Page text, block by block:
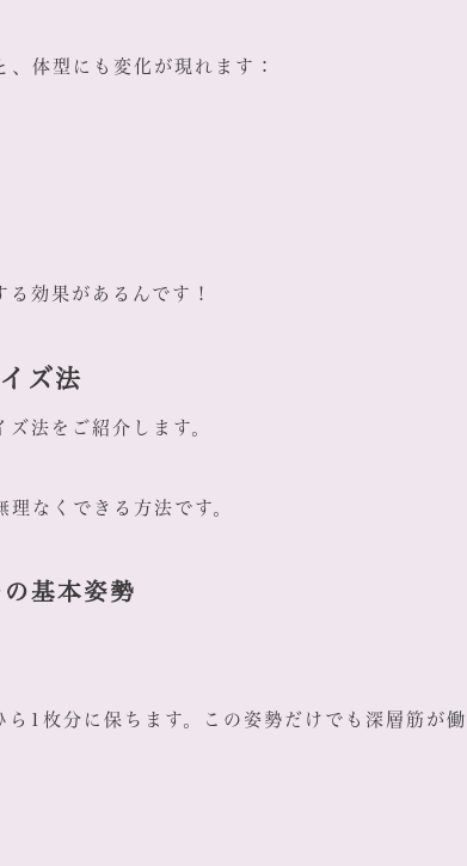
体型にも変化が現れます：
効果があるんです！
ズ法
法をご紹介します。
なくできる方法です。
基本姿勢
1枚分に保ちます。この姿勢だけでも深層筋が働